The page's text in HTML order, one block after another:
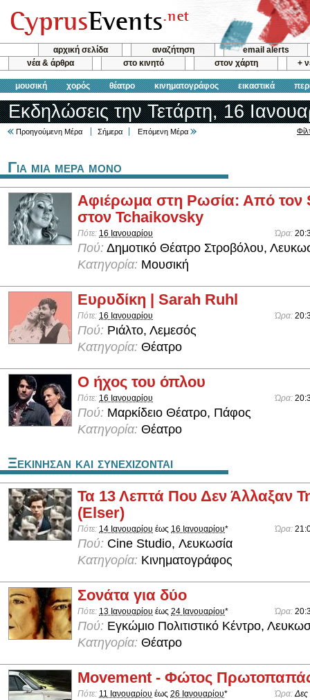
αρχική σελίδα αναζήτηση
email alerts
νέα & άρθρα
στο κινητό στον χάρτη +
μουσική χορός θέατρο κινηματογράφος εικαστικά
Εκδηλώσεις την Τετάρτη, 16
Προηγούμενη Μέρα Σήμερα Επόμενη Μέρα
Για μια μερα μονο
Αφιέρωμα στη Ρωσία: Από τον
στον Tchaikovsky
Πότε: 16 Ιανουαρίου Ώρα:
Πού: Δημοτικό Θέατρο Στροβόλου,
Κατηγορία: Μουσική
Ευρυδίκη | Sarah Ruhl
Πότε: 16 Ιανουαρίου Ώρα:
Πού: Ριάλτο, Λεμεσός
Κατηγορία: Θέατρο
Ο ήχος του όπλου
Πότε: 16 Ιανουαρίου Ώρα:
Πού: Μαρκίδειο Θέατρο, Πάφος
Κατηγορία: Θέατρο
Ξεκινησαν και συνεχιζονται
Τα 13 Λεπτά Που Δεν Άλλαξαν
(Elser)
Πότε: 14 Ιανουαρίου έως 16 Ιανουαρίου* Ώρα:
Πού: Cine Studio, Λευκωσία
Κατηγορία: Κινηματογράφος
Σονάτα για δύο
Πότε: 13 Ιανουαρίου έως 24 Ιανουαρίου* Ώρα:
Πού: Εγκώμιο Πολιτιστικό Κέντρο,
Κατηγορία: Θέατρο
Movement - Φώτος
Πότε: 11 Ιανουαρίου έως 26 Ιανουαρίου* Ώρα:Δες